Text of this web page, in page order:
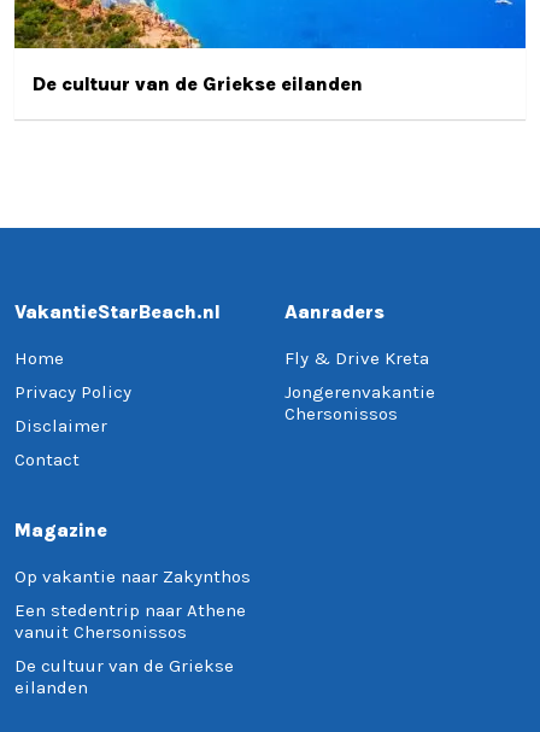
De cultuur van de Griekse eilanden
VakantieStarBeach.nl
Home
Privacy Policy
Disclaimer
Contact
Magazine
Op vakantie naar Zakynthos
Een stedentrip naar Athene
vanuit Chersonissos
De cultuur van de Griekse
eilanden
Aanraders
Fly & Drive Kreta
Jongerenvakantie
Chersonissos